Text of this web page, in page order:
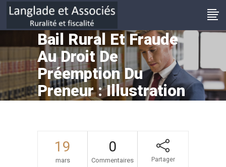
Bail Rural Et Fraude
Au Droit De
Préemption Du
Preneur : Illustration
19
mars
0
Commentaires Partager